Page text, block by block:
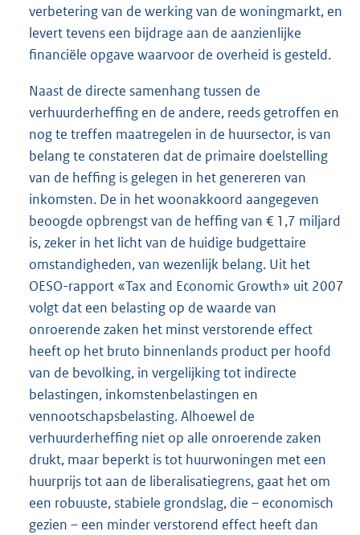
verbetering van de werking van de woningmarkt, en
levert tevens een bijdrage aan de aanzienlijke
financiële opgave waarvoor de overheid is gesteld.
Naast de directe samenhang tussen de
verhuurderheffing en de andere, reeds getroffen en
nog te treffen maatregelen in de huursector, is van
belang te constateren dat de primaire doelstelling
van de heffing is gelegen in het genereren van
inkomsten. De in het woonakkoord aangegeven
beoogde opbrengst van de heffing van € 1,7 miljard
is, zeker in het licht van de huidige budgettaire
omstandigheden, van wezenlijk belang. Uit het
OESO-rapport «Tax and Economic Growth» uit 2007
volgt dat een belasting op de waarde van
onroerende zaken het minst verstorende effect
heeft op het bruto binnenlands product per hoofd
van de bevolking, in vergelijking tot indirecte
belastingen, inkomstenbelastingen en
vennootschapsbelasting. Alhoewel de
verhuurderheffing niet op alle onroerende zaken
drukt, maar beperkt is tot huurwoningen met een
huurprijs tot aan de liberalisatiegrens, gaat het om
een robuuste, stabiele grondslag, die – economisch
gezien – een minder verstorend effect heeft dan